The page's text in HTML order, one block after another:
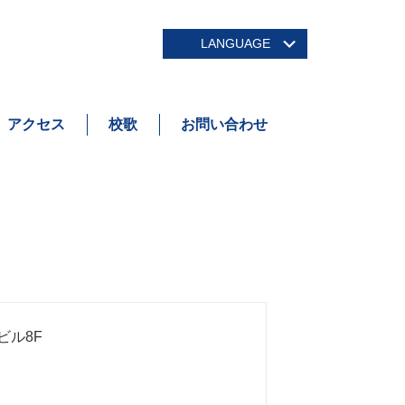
LANGUAGE
アクセス 校歌 お問い合わせ
ル8F